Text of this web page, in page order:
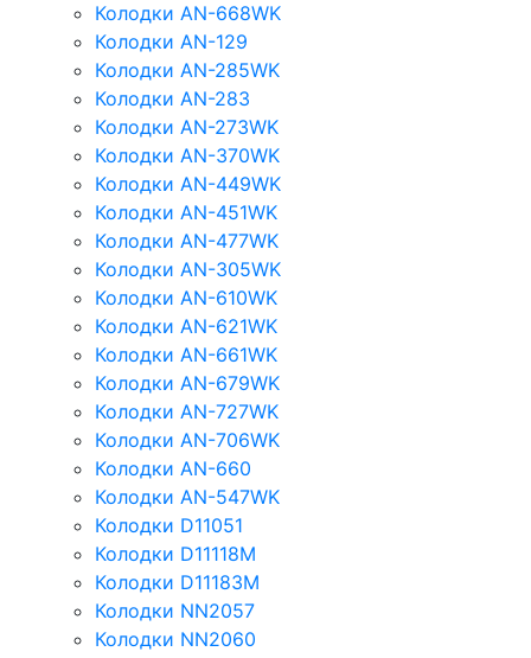
Колодки AN-668WK
Колодки AN-129
Колодки AN-285WK
Колодки AN-283
Колодки AN-273WK
Колодки AN-370WK
Колодки AN-449WK
Колодки AN-451WK
Колодки AN-477WK
Колодки AN-305WK
Колодки AN-610WK
Колодки AN-621WK
Колодки AN-661WK
Колодки AN-679WK
Колодки AN-727WK
Колодки AN-706WK
Колодки AN-660
Колодки AN-547WK
Колодки D11051
Колодки D11118M
Колодки D11183M
Колодки NN2057
Колодки NN2060